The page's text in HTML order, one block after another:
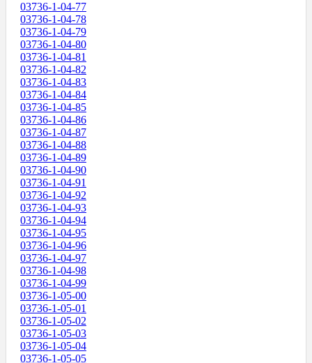
03736-1-04-77
03736-1-04-78
03736-1-04-79
03736-1-04-80
03736-1-04-81
03736-1-04-82
03736-1-04-83
03736-1-04-84
03736-1-04-85
03736-1-04-86
03736-1-04-87
03736-1-04-88
03736-1-04-89
03736-1-04-90
03736-1-04-91
03736-1-04-92
03736-1-04-93
03736-1-04-94
03736-1-04-95
03736-1-04-96
03736-1-04-97
03736-1-04-98
03736-1-04-99
03736-1-05-00
03736-1-05-01
03736-1-05-02
03736-1-05-03
03736-1-05-04
03736-1-05-05